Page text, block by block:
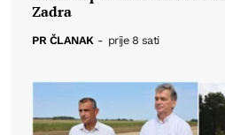
Zadra
PR ČLANAK - prije 8 sati